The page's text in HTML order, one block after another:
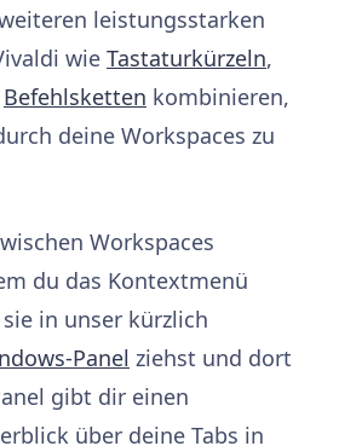
leistungsstarken
wie Tastaturkürzeln,
Befehlsketten kombinieren,
deine Workspaces zu
Workspaces
du das Kontextmenü
in unser kürzlich
Panel ziehst und dort
gibt dir einen
über deine Tabs in